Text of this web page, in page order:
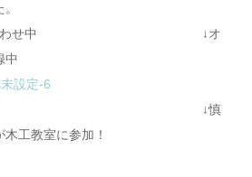
で打ち合わせ中 ↓オ
中
も撮影 ↓慎
工教室に参加！